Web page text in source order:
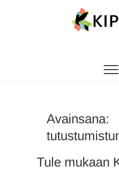
Avainsana:
Tule mukaan